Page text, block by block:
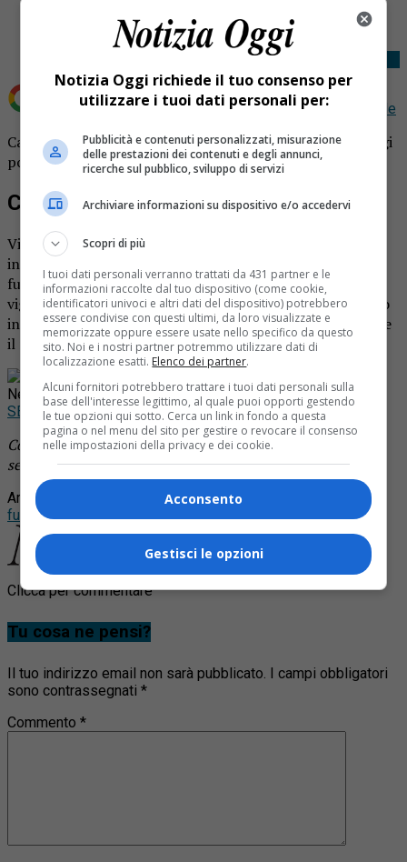
Aggiungi Notizia Oggi.it come Fonte preferita su Google
Canna fumaria prende fuoco: intervento dei pompieri oggi
pomeriggio a Roasio.
Canna fumaria a fuoco
Vigili del fuoco in azione nel pomeriggio di oggi. A Roasio,
in via Cavour, si è sviluppato un incendio dalla canna
fumaria di una casa. Sono intervenute diverse squadre di
vigili del fuoco, provenienti da Varallo e da Cossato. Il loro
intervento ha permesso nell’arco di qualche ora di domare
il rogo e mettere in sicurezza la casa.
News!
SEGUICI
Continua a leggere le notizie di Notizia Oggi Borgosesia
segui la nostrapagina Facebook
Argomenti correlati: canna fumariaincendio
fuoco
Clicca per commentare
Tu cosa ne pensi?
Il tuo indirizzo email non sarà pubblicato. I campi obbligatori
sono contrassegnati *
Commento *
Notizia Oggi richiede il tuo consenso per
utilizzare i tuoi dati personali per:
Pubblicità e contenuti personalizzati, misurazione
delle prestazioni dei contenuti e degli annunci,
ricerche sul pubblico, sviluppo di servizi
Archiviare informazioni su dispositivo e/o accedervi
Scopri di più
I tuoi dati personali verranno trattati da 431 partner e le
informazioni raccolte dal tuo dispositivo (come cookie,
identificatori univoci e altri dati del dispositivo) potrebbero
essere condivise con questi ultimi, da loro visualizzate e
memorizzate oppure essere usate nello specifico da questo
sito. Noi e i nostri partner potremmo utilizzare dati di
localizzazione esatti. Elenco dei partner.
Alcuni fornitori potrebbero trattare i tuoi dati personali sulla
base dell'interesse legittimo, al quale puoi opporti gestendo
le tue opzioni qui sotto. Cerca un link in fondo a questa
pagina o nel menu del sito per gestire o revocare il consenso
nelle impostazioni della privacy e dei cookie.
Acconsento
Gestisci le opzioni